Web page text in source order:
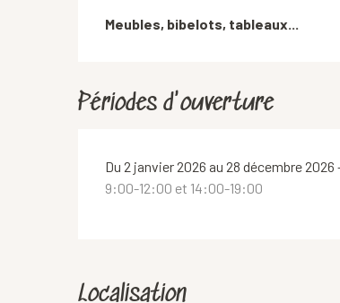
Description
Meubles, bibelots, tableaux...
Périodes d'ouverture
Du 2 janvier 2026 au 28 décembre
9:00-12:00 et 14:00-19:00
Localisation